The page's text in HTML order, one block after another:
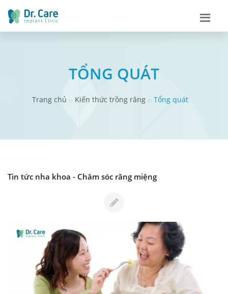
TỔNG QUÁT
Trang chủ Kiến thức trồng răng Tổng quát
Tin tức nha khoa - Chăm sóc răng miệng